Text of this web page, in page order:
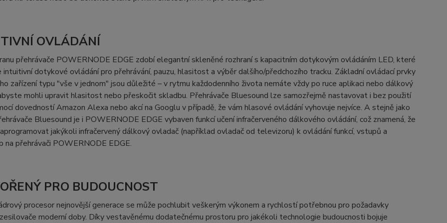
OVLÁDÁNÍ
přehrávače POWERNODE EDGE zdobí elegantní skleněné rozhraní s kapacitním dotykovým ovládáním LED, které
dotykové ovládání pro přehrávání, pauzu, hlasitost a výběr dalšího/předchozího tracku. Základní ovládací prvky
zařízení typu "vše v jednom" jsou důležité – v rytmu každodenního života nemáte vždy po ruce aplikaci nebo dálkový
mohli upravit hlasitost nebo přeskočit skladbu. Přehrávače Bluesound lze samozřejmě nastavovat i bez použití
dovedností Amazon Alexa nebo akcí na Googlu v případě, že vám hlasové ovládání vyhovuje nejvíce. A stejně jako
Bluesound je i POWERNODE EDGE vybaven funkcí učení infračerveného dálkového ovládání, což znamená, že
jakýkoli infračervený dálkový ovladač (například ovladač od televizoru) k ovládání funkcí, vstupů a
na přehrávači POWERNODE EDGE.
PRO BUDOUCNOST
procesor nejnovější generace se může pochlubit veškerým výkonem a rychlostí potřebnou pro požadavky
moderní doby. Díky vestavěnému dodatečnému prostoru pro jakékoli technologie budoucnosti bojuje